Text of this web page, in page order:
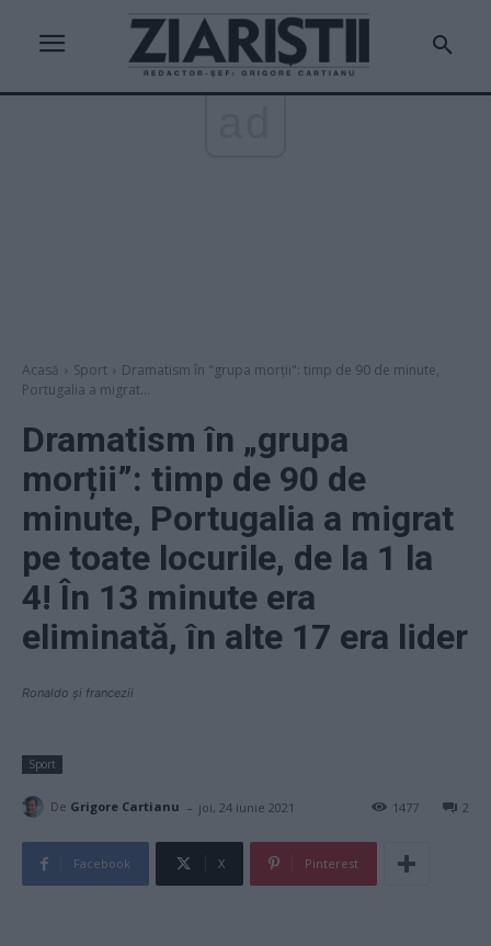
Acasă Sport
Dramatism în "grupa morții": timp de 90 de minute,
Portugalia a migrat...
Dramatism în „grupa
morții”: timp de 90 de
minute, Portugalia a migrat
pe toate locurile, de la 1 la
4! În 13 minute era
eliminată, în alte 17 era lider
Ronaldo și francezii
Sport
De Grigore Cartianu - joi, 24 iunie 2021 2
1477
Facebook X Pinterest